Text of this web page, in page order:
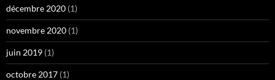
décembre 2020 (1)
novembre 2020 (1)
juin 2019 (1)
octobre 2017 (1)